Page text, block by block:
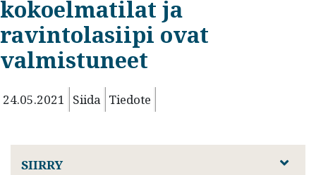
kokoelmatilat ja
ravintolasiipi ovat
valmistuneet
24.05.2021 Siida Tiedote
SIIRRY